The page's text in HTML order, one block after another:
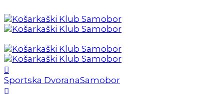
Sportska DvoranaSamobor